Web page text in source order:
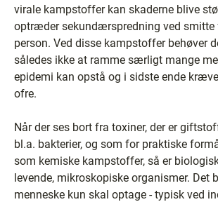
virale kampstoffer kan skaderne blive
optræder sekundærspredning ved smitte
person. Ved disse kampstoffer behøver
således ikke at ramme særligt mange
epidemi kan opstå og i sidste ende
ofre.
Når der ses bort fra toxiner, der er
bl.a. bakterier, og som for praktiske
som kemiske kampstoffer, så er
levende, mikroskopiske organismer. Det
menneske kun skal optage - typisk ved